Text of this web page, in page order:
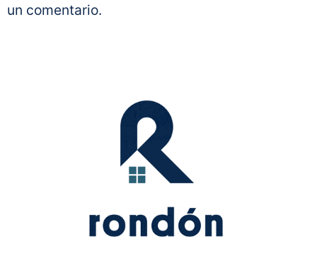
un comentario.